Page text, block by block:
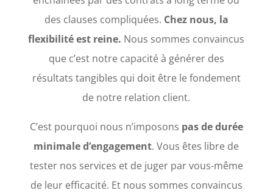
des clauses compliquées. Chez nous, la
flexibilité est reine. Nous sommes convaincus
que c’est notre capacité à générer des
résultats tangibles qui doit être le fondement
de notre relation client.
C’est pourquoi nous n’imposons pas de durée
minimale d’engagement. Vous êtes libre de
tester nos services et de juger par vous-même
de leur efficacité. Et nous sommes convaincus